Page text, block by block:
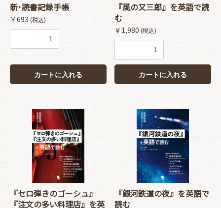
新･読書記録手帳
￥693 (税込)
カートに入れる
『風の又三郎』を英語で読
む
￥1,980 (税込)
カートに入れる
『セロ弾きのゴーシュ』
『注文の多い料理店』を英
『銀河鉄道の夜』を英語で
読む